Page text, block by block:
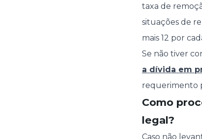
taxa de
situações de
mais 12 por
Se não tiver
a dívida em
requerimento
Como
legal?
Caso não